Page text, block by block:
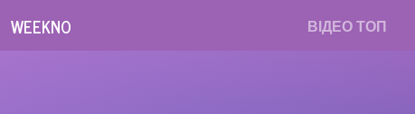
WEEKNO ВІДЕО ТОП